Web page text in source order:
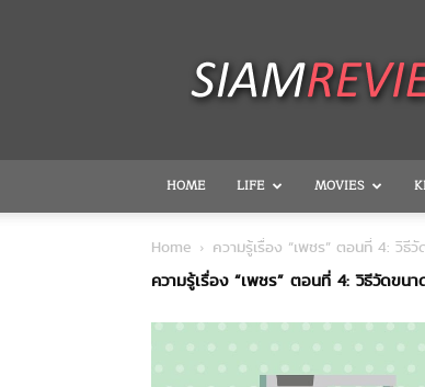
HOME LIFE MOVIES
Home ความรู้เรื่อง “เพชร” ตอนที่ 4: วิธี
ความรู้เรื่อง “เพชร” ตอนที่ 4: วิธีวัดขน